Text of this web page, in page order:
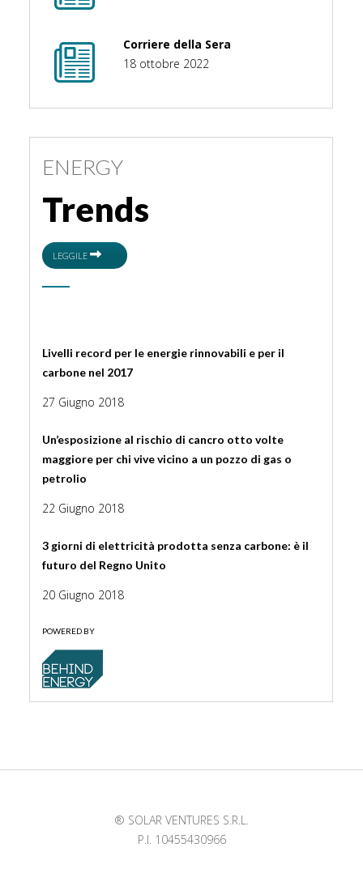
Corriere della Sera
18 ottobre 2022
ENERGY
Trends
LEGGILE
Livelli record per le energie rinnovabili e per il
carbone nel 2017
27 Giugno 2018
Un’esposizione al rischio di cancro otto volte
maggiore per chi vive vicino a un pozzo di gas o
petrolio
22 Giugno 2018
3 giorni di elettricità prodotta senza carbone: è il
futuro del Regno Unito
20 Giugno 2018
POWERED BY
® SOLAR VENTURES S.R.L.
P.I. 10455430966